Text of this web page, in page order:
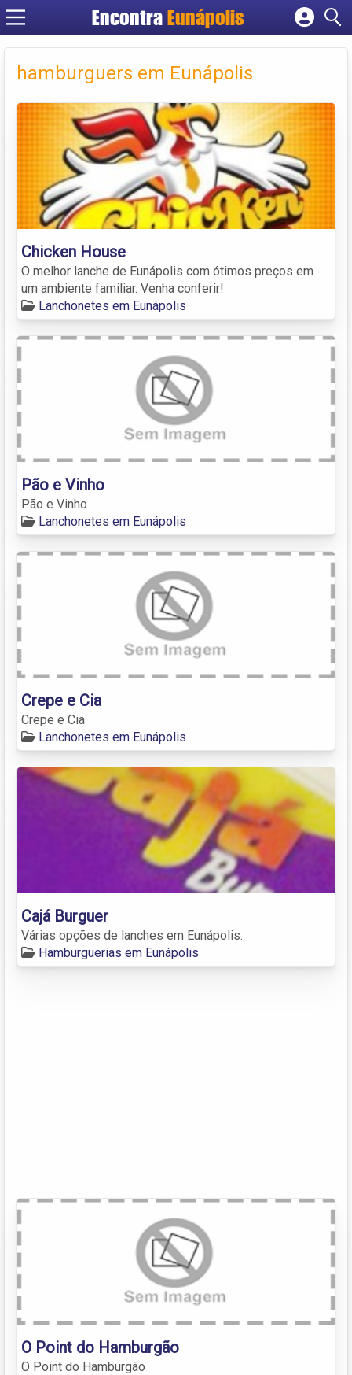
EncontraEunápolis
Cadastrar empresa
Criar conta
hamburguers em Eunápolis
Chicken House
O melhor lanche de Eunápolis com ótimos preços em
um ambiente familiar. Venha conferir!
Lanchonetes em Eunápolis
Pão e Vinho
Pão e Vinho
Lanchonetes em Eunápolis
Crepe e Cia
Crepe e Cia
Lanchonetes em Eunápolis
Cajá Burguer
Várias opções de lanches em Eunápolis.
Hamburguerias em Eunápolis
O Point do Hamburgão
O Point do Hamburgão